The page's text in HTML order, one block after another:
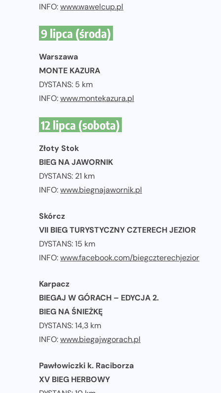
INFO:www.wawelcup.pl
9 lipca (środa)
Warszawa
MONTE KAZURA
DYSTANS: 5 km
INFO:www.montekazura.pl
12 lipca (sobota)
Złoty Stok
BIEG NA JAWORNIK
DYSTANS: 21 km
INFO:www.biegnajawornik.pl
Skórcz
VII BIEG TURYSTYCZNY CZTERECH JEZIOR
DYSTANS: 15 km
INFO:www.facebook.com/biegczterechjezior
Karpacz
BIEGAJ W GÓRACH – EDYCJA 2.
BIEG NA ŚNIEŻKĘ
DYSTANS: 14,3 km
INFO:www.biegajwgorach.pl
Pawłowiczki k. Raciborza
XV BIEG HERBOWY